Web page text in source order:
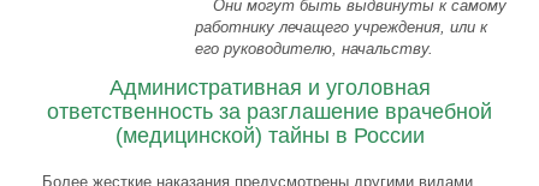
Они могут быть выдвинуты к самому
работнику лечащего учреждения, или к
его руководителю, начальству.
Административная и уголовная
ответственность за разглашение врачебной
(медицинской) тайны в России
Более жесткие наказания предусмотрены другими видами